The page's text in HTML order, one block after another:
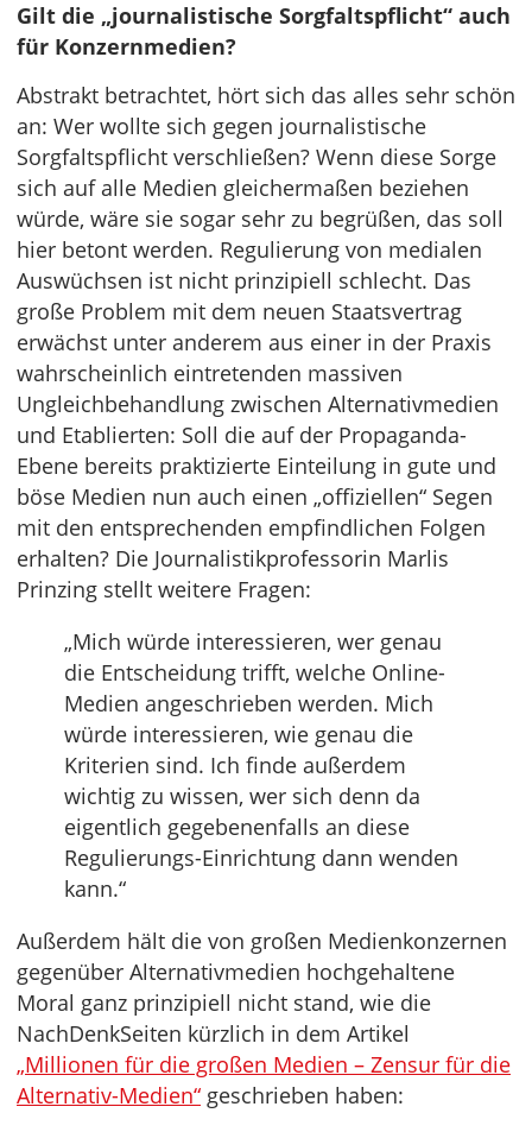
Gilt die „journalistische Sorgfaltspflicht“ auch
für Konzernmedien?
Abstrakt betrachtet, hört sich das alles sehr schön
an: Wer wollte sich gegen journalistische
Sorgfaltspflicht verschließen? Wenn diese Sorge
sich auf alle Medien gleichermaßen beziehen
würde, wäre sie sogar sehr zu begrüßen, das soll
hier betont werden. Regulierung von medialen
Auswüchsen ist nicht prinzipiell schlecht. Das
große Problem mit dem neuen Staatsvertrag
erwächst unter anderem aus einer in der Praxis
wahrscheinlich eintretenden massiven
Ungleichbehandlung zwischen Alternativmedien
und Etablierten: Soll die auf der Propaganda-
Ebene bereits praktizierte Einteilung in gute und
böse Medien nun auch einen „offiziellen“ Segen
mit den entsprechenden empfindlichen Folgen
erhalten? Die Journalistikprofessorin Marlis
Prinzing stellt weitere Fragen:
„Mich würde interessieren, wer genau
die Entscheidung trifft, welche Online-
Medien angeschrieben werden. Mich
würde interessieren, wie genau die
Kriterien sind. Ich finde außerdem
wichtig zu wissen, wer sich denn da
eigentlich gegebenenfalls an diese
Regulierungs-Einrichtung dann wenden
kann.“
Außerdem hält die von großen Medienkonzernen
gegenüber Alternativmedien hochgehaltene
Moral ganz prinzipiell nicht stand, wie die
NachDenkSeiten kürzlich in dem Artikel
„Millionen für die großen Medien – Zensur für die
Alternativ-Medien“ geschrieben haben: